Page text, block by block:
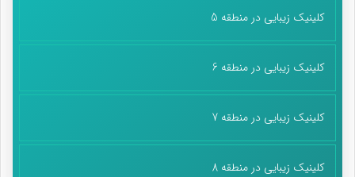
کلینیک زیبایی در منطقه 5
کلینیک زیبایی در منطقه 6
کلینیک زیبایی در منطقه 7
کلینیک زیبایی در منطقه 8